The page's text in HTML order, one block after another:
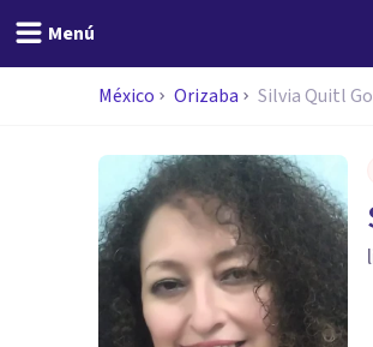
Menú
México Orizaba Silvia Quitl